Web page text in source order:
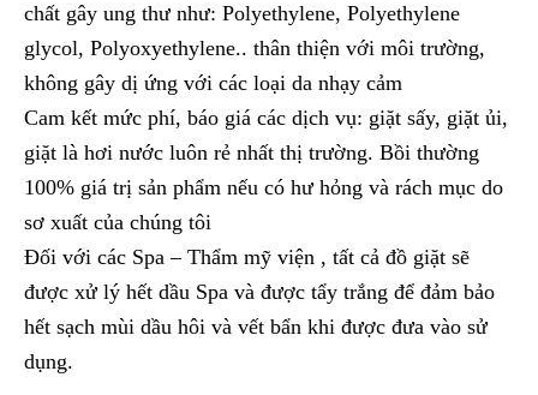
chất gây ung thư như: Polyethylene, Polyethylene
glycol, Polyoxyethylene.. thân thiện với môi trường,
không gây dị ứng với các loại da nhạy cảm
Cam kết mức phí, báo giá các dịch vụ: giặt sấy, giặt ủi,
giặt là hơi nước luôn rẻ nhất thị trường. Bồi thường
100% giá trị sản phẩm nếu có hư hỏng và rách mục do
sơ xuất của chúng tôi
Đối với các Spa – Thẩm mỹ viện , tất cả đồ giặt sẽ
được xử lý hết dầu Spa và được tẩy trắng để đảm bảo
hết sạch mùi dầu hôi và vết bẩn khi được đưa vào sử
dụng.